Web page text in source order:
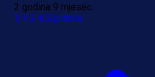
2 godina 9 mjesec
1 2 3 4 Sljedeća